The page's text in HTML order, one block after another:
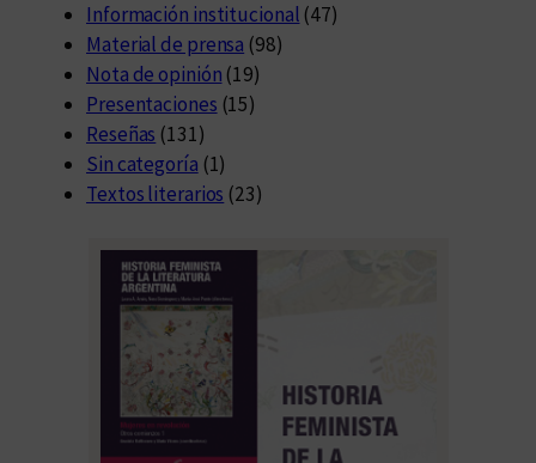
Información institucional (47)
Material de prensa (98)
Nota de opinión (19)
Presentaciones (15)
Reseñas (131)
Sin categoría (1)
Textos literarios (23)